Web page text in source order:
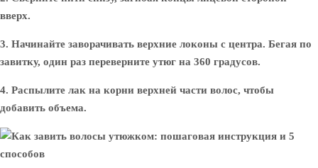
вверх.
3. Начинайте заворачивать верхние локоны с центра. Бегая по
завитку, один раз переверните утюг на 360 градусов.
4. Распылите лак на корни верхней части волос, чтобы
добавить объема.